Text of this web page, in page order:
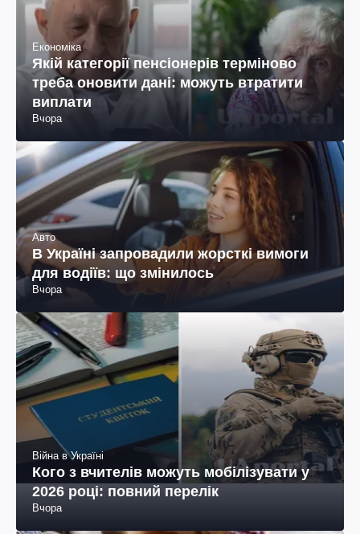
Економіка
Якій категорії пенсіонерів терміново
треба оновити дані: можуть втратити
виплати
Вчора
Авто
В Україні запровадили жорсткі вимоги
для водіїв: що змінилось
Вчора
Війна в Україні
Кого з вчителів можуть мобілізувати у
2026 році: повний перелік
Вчора